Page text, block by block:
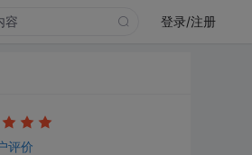
登录/注册
评价